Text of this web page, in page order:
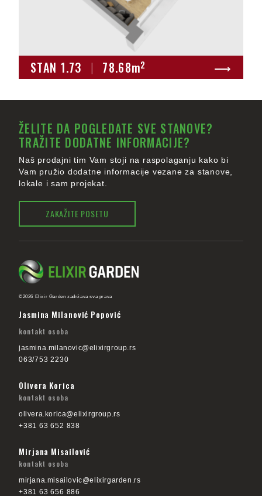
STAN 1.73 | 78.68m2 ⟶
ŽELITE DA POGLEDATE SVE STANOVE?
TRAŽITE DODATNE INFORMACIJE?
Naš prodajni tim Vam stoji na raspolaganju kako bi
Vam pružio dodatne informacije vezane za stanove,
lokale i sam projekat.
ZAKAŽITE POSETU
©2026 Elixir Garden zadržava sva prava
Jasmina Milanović Popović
kontakt osoba
jasmina.milanovic@elixirgroup.rs
063/753 2230
Olivera Korica
kontakt osoba
olivera.korica@elixirgroup.rs
+381 63 652 838
Mirjana Misailović
kontakt osoba
mirjana.misailovic@elixirgarden.rs
+381 63 656 886